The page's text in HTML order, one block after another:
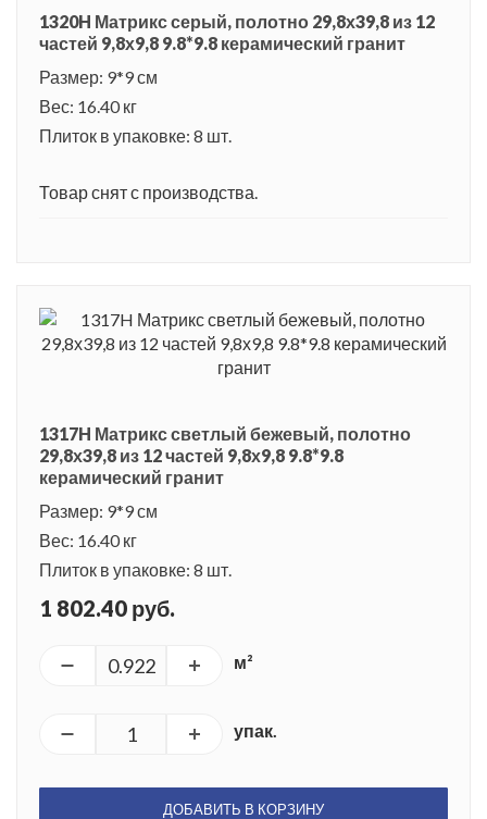
1320H Матрикс серый, полотно 29,8х39,8 из 12
частей 9,8х9,8 9.8*9.8 керамический гранит
Размер: 9*9 см
Вес: 16.40 кг
Плиток в упаковке: 8 шт.
Товар снят с производства.
1317H Матрикс светлый бежевый, полотно
29,8х39,8 из 12 частей 9,8х9,8 9.8*9.8
керамический гранит
Размер: 9*9 см
Вес: 16.40 кг
Плиток в упаковке: 8 шт.
1 802.40 руб.
м²
упак.
ДОБАВИТЬ В КОРЗИНУ